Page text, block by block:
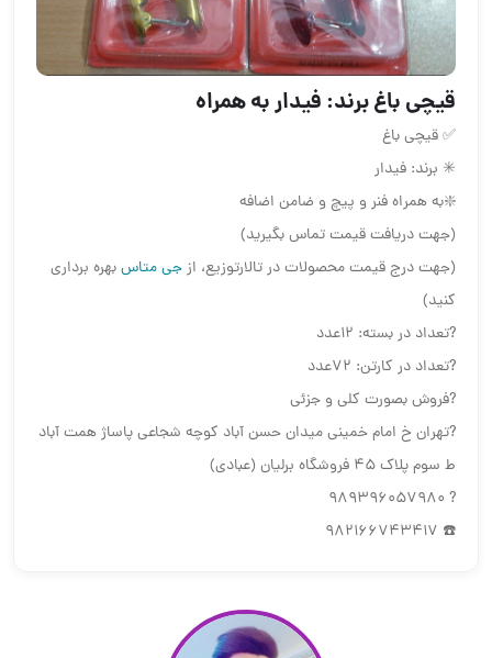
قیچی باغ️ برند: فیدار ️به همراه
✅ قیچی باغ
✳️ برند: فیدار
❇️به همراه فنر و پیچ و ضامن اضافه
(جهت دریافت قیمت تماس بگیرید)
(جهت درج قیمت محصولات در تالارتوزیع، ازجی متاسبهره برداری
کنید)
?تعداد در بسته: ۱۲عدد
?تعداد در کارتن: ۷۲عدد
?فروش بصورت کلی و جزئی
?تهران خ امام خمینی میدان حسن آباد کوچه شجاعی پاساژ همت آباد
ط سوم پلاک ۴۵ فروشگاه برلیان (عبادی)
? 989396057980
☎️ 982166743417